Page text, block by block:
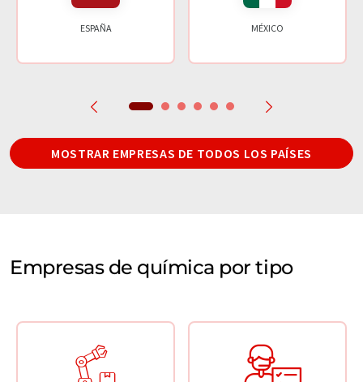
ESPAÑA MÉXICO
MOSTRAR EMPRESAS DE TODOS LOS PAÍSES
Empresas de química por tipo